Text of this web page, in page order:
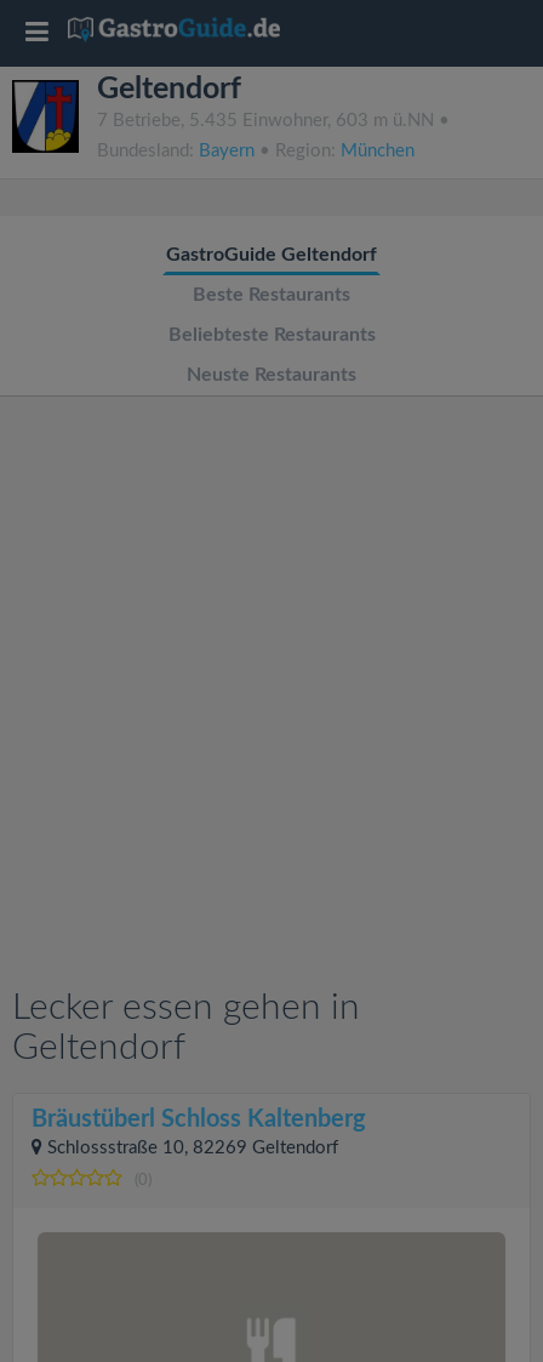
Geltendorf
7 Betriebe, 5.435 Einwohner, 603 m ü.NN •
Bundesland: Bayern • Region: München
GastroGuide Geltendorf
Beste Restaurants
Beliebteste Restaurants
Neuste Restaurants
Lecker essen gehen in
Geltendorf
Bräustüberl Schloss Kaltenberg
Schlossstraße 10, 82269 Geltendorf
(0)
T
o
g